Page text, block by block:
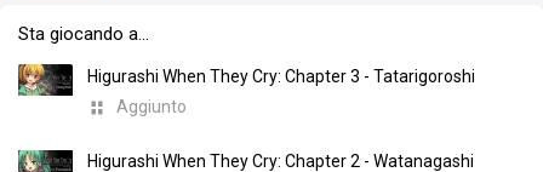
Sta giocando a…
Higurashi When They Cry: Chapter 3 - Tatarigoroshi
Aggiunto
Higurashi When They Cry: Chapter 2 - Watanagashi